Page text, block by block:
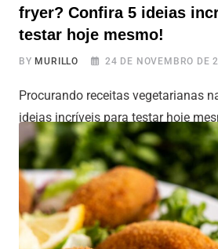
fryer? Confira 5 ideias
testar hoje mesmo!
BYMURILLO 24 DE NOVEMBRO DE
Procurando receitas vegetarianas
ideias incríveis para testar hoje
encontrar receitas vegetarianas
saudáveis, mas também deliciosas
fryer? Agora você encontrou! O
para facilitar sua vida e trazer a
cinco receitas